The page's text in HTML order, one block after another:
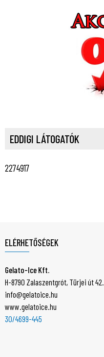
EDDIGI LÁTOGATÓK
2274917
ELÉRHETŐSÉGEK
Gelato-Ice Kft.
H-8790 Zalaszentgrót, Türjei út 42.
info@gelatoice.hu
www.gelatoice.hu
30/4699-445